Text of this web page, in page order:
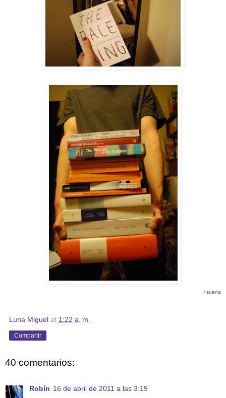
+suena
Luna Miguel at 1:22 a. m.
Compartir
40 comentarios:
Robín 16 de abril de 2011 a las 3:19